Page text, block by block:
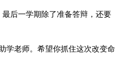
后一学期除了准备答辩，还要
学老师。希望你抓住这次改变命